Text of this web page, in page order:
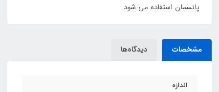
پانسمان استفاده می شود.
مشخصات دیدگاه‌ها
اندازه